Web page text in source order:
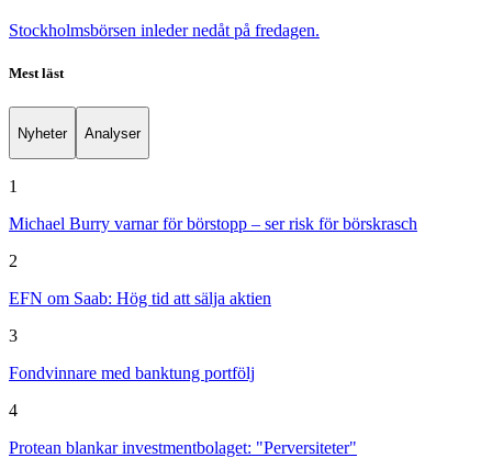
Stockholmsbörsen inleder nedåt på fredagen.
Mest läst
Nyheter Analyser
1
Michael Burry varnar för börstopp – ser risk för börskrasch
2
EFN om Saab: Hög tid att sälja aktien
3
Fondvinnare med banktung portfölj
4
Protean blankar investmentbolaget: "Perversiteter"